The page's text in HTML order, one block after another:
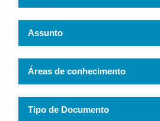
Assunto
Áreas de conhecimento
Tipo de Documento